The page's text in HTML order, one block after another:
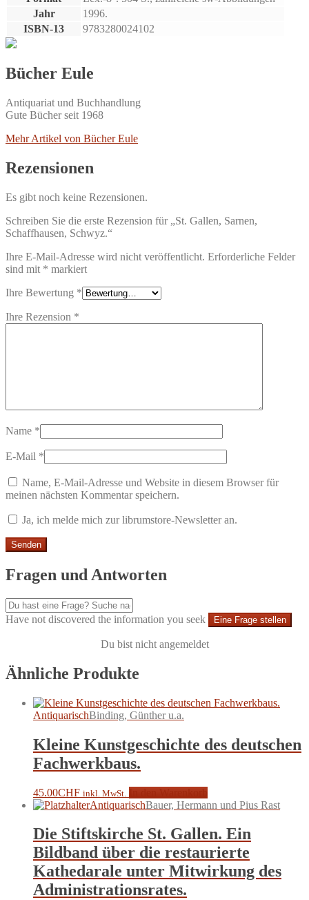
Jahr
1996.
ISBN-13
9783280024102
Bücher Eule
Antiquariat und Buchhandlung
Gute Bücher seit 1968
Mehr Artikel von Bücher Eule
Rezensionen
Es gibt noch keine Rezensionen.
Schreiben Sie die erste Rezension für „St. Gallen, Sarnen,
Schaffhausen, Schwyz.“
Ihre E-Mail-Adresse wird nicht veröffentlicht. Erforderliche Felder
sind mit * markiert
Ihre Bewertung *
Ihre Rezension *
Name *
E-Mail *
Name, E-Mail-Adresse und Website in diesem Browser für
meinen nächsten Kommentar speichern.
Ja, ich melde mich zur librumstore-Newsletter an.
Fragen und Antworten
Have not discovered the information you seek Eine Frage stellen
Du bist nicht angemeldet
Ähnliche Produkte
AntiquarischBinding, Günther u.a.
Kleine Kunstgeschichte des deutschen
Fachwerkbaus.
45.00CHF inkl. MwSt.
AntiquarischBauer, Hermann und Pius Rast
Die Stiftskirche St. Gallen. Ein
Bildband über die restaurierte
Kathedarale unter Mitwirkung des
Administrationsrates.